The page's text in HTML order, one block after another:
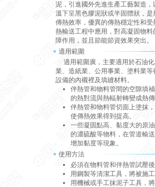
泥，引進國外先進生產工藝製造
溫下呈黑色膠泥狀或半固體狀，
傳熱效率，優異的傳熱穩定性和
熱輸送工程中應用，對高凝固物
障作用，並且節能節資效果突出。
適用範圍
適用範圍廣，主要適用於石油
業、造紙業、公用事業、塗料業
設備的內襯裡及填縫材料。
伴熱管和物料管間的空隙填
的熱對流與熱輻射轉變成熱
伴熱管和物料管切面上塗抹
使傳熱效果得到提高。
一些凝固點高、黏度大的原
的濃硫酸等物料，在管道輸
增加黏度等現象。
使用方法
必須在物料管和伴熱管試壓
用鋼製等清潔工具，將被施
用機械或手工抹泥子工具，